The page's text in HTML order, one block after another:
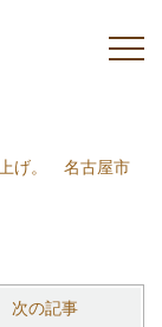
げ。 名古屋市
次の記事